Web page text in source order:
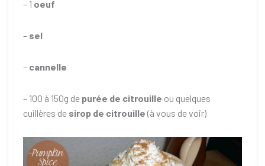
– 1 oeuf
– sel
– cannelle
– 100 à 150g de purée de citrouille ou quelques
cuillères de sirop de citrouille (à vous de voir)